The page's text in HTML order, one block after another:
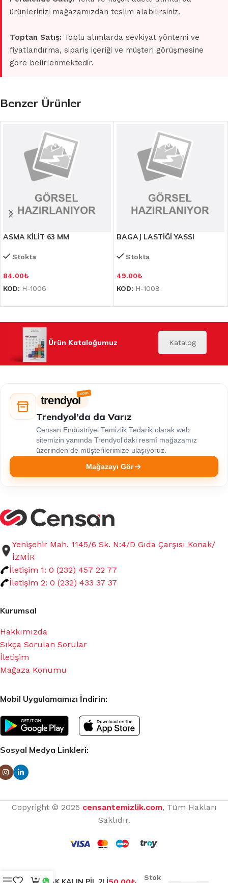
ürünlerinizi mağazamızdan teslim alabilirsiniz.
Toptan Satış: Toplu alımlarda sevkiyat yöntemi ve
fiyatlandırma, sipariş içeriği ve müşteri görüşmesine
göre belirlenmektedir.
Benzer Ürünler
ASMA KİLİT 63 MM
Stokta
84.00₺
KOD: H-1006
BAGAJ LASTİĞİ YASSI
Stokta
49.00₺
KOD: H-1008
Ürün Kataloğumuz Katalog
trendyol
Trendyol’da da Varız
Censan Endüstriyel Temizlik Tedarik olarak web
sitemizin yanında Trendyol’daki resmî mağazamız
üzerinden de müşterilerimize ulaşıyoruz.
Mağazayı Gör
Yenişehir Mah. 1145/6 Sk. N:4/D Gıda Çarşısı Konak/
İZMİR
İletişim 1: 0 (232) 457 22 77
İletişim 2: 0 (232) 433 37 37
Kurumsal
Hakkımızda
Sıkça Sorulan Sorular
İletişim
Mağaza Konumu
Mobil Uygulamamızı İndirin:
Sosyal Medya Linkleri:
Copyright © 2025 censantemizlik.com, Tüm Hakları
Saklıdır.
Stok